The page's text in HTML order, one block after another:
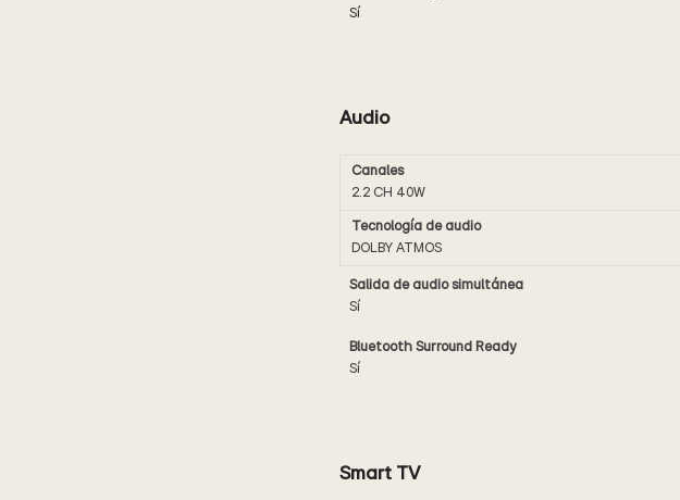
Sí
Audio
Canales
2.2 CH 40W
Tecnología de audio
DOLBY ATMOS
Salida de audio simultánea
Sí
Bluetooth Surround Ready
Sí
Smart TV